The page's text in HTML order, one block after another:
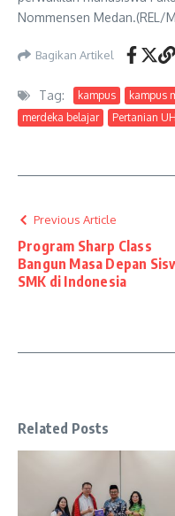
Nommensen Medan.(REL/
Bagikan Artikel
Tag: kampus kampus
merdeka belajar
Pertanian
Previous Article
Program Sharp Class
Bangun Masa Depan
SMK di Indonesia
Related Posts